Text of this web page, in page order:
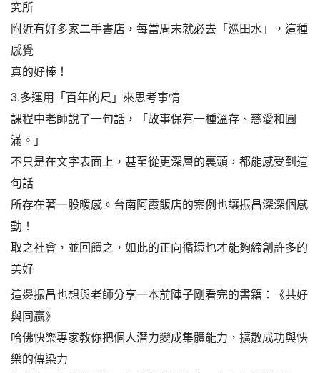
究所
附近有好多家二手書店，每當周末就必去「巡田水」，這種
感覺
真的好棒！
3.多運用「百年的尺」來思考事情
課程中老師說了一句話，「故事保有一種溫存、慈愛和圓
滿。」
不只是在文字表面上，甚至從更深層的裏頭，都能感受到這
句話
所存在著一股暖感。台南阿霞飯店的案例也讓振昌深深個感
動！
取之社會，並回饋之，如此的正向循環也才能夠締創許多的
美好
這邊振昌也想與老師分享一本前陣子剛看完的書籍：《共好
與同贏》
哈佛快樂專家教你把個人潛力變成集體能力，擴散成功與快
樂的傳染力